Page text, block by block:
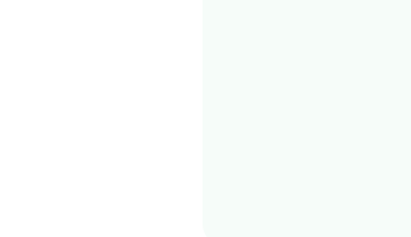
MMP14表达显著高于病理
小鼠主动
且敲除不影响体重、血糖和
**3.2 成年小鼠SMC